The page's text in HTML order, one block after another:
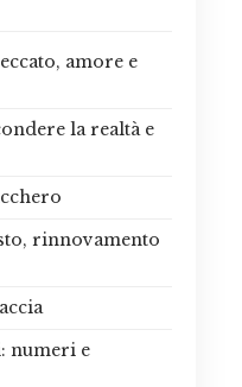
amore e
la realtà e
rinnovamento
numeri e